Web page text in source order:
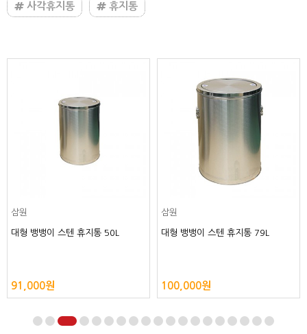
사각휴지통 휴지통
삼원
대형 뱅뱅이 스텐 휴지통 50L
91,000원
삼원
대형 뱅뱅이 스텐 휴지통 79L
100,000원